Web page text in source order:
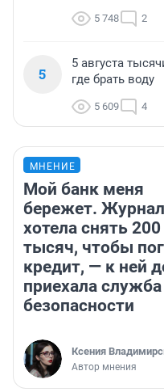
5 748 2
5
5 августа
где брать воду
5 609 4
МНЕНИЕ
Мой банк меня
бережет.
хотела снять 200
тысяч, чтобы
кредит, — к ней
приехала служба
безопасности
Ксения
Автор мнения